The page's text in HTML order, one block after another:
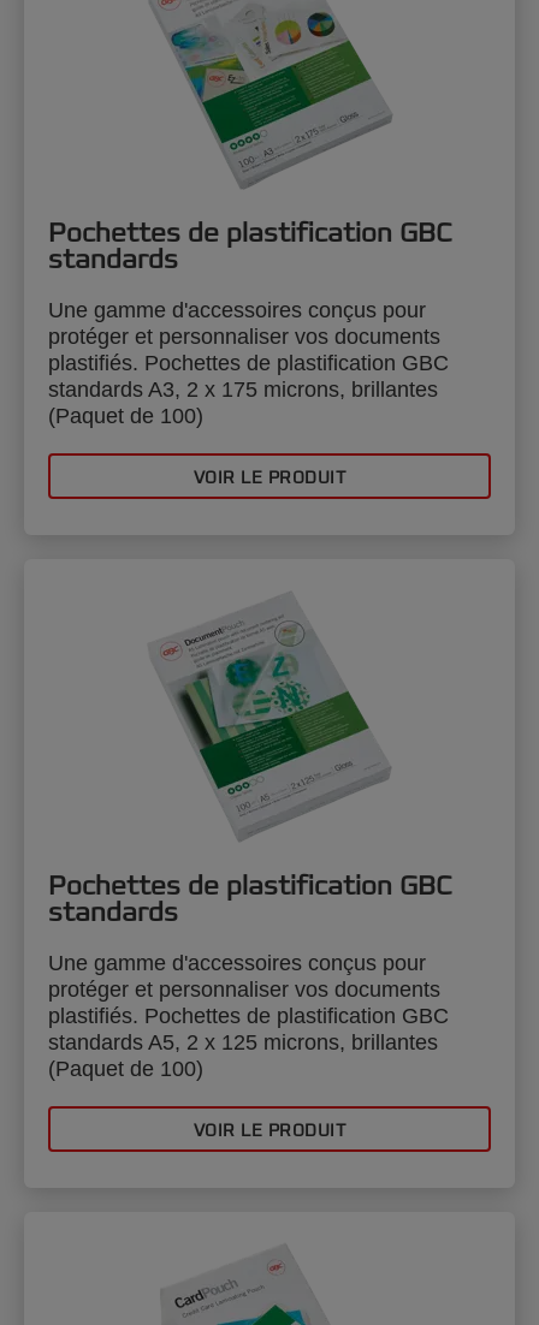
Pochettes de plastification GBC
standards
Une gamme d'accessoires conçus pour
protéger et personnaliser vos documents
plastifiés. Pochettes de plastification GBC
standards A3, 2 x 175 microns, brillantes
(Paquet de 100)
VOIR LE PRODUIT
Pochettes de plastification GBC
standards
Une gamme d'accessoires conçus pour
protéger et personnaliser vos documents
plastifiés. Pochettes de plastification GBC
standards A5, 2 x 125 microns, brillantes
(Paquet de 100)
VOIR LE PRODUIT